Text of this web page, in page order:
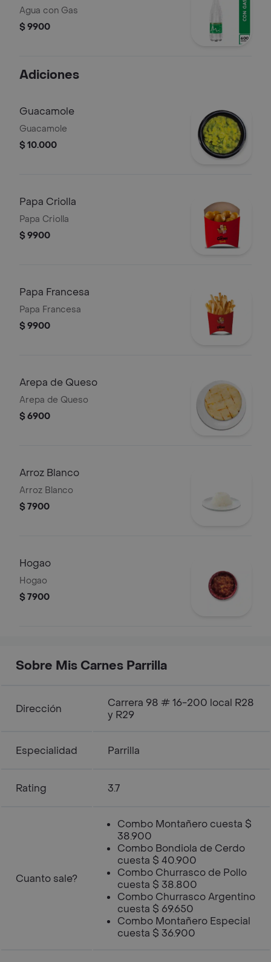
Agua con Gas
$ 9900
Adiciones
Guacamole
Guacamole
$ 10.000
Papa Criolla
Papa Criolla
$ 9900
Papa Francesa
Papa Francesa
$ 9900
Arepa de Queso
Arepa de Queso
$ 6900
Arroz Blanco
Arroz Blanco
$ 7900
Hogao
Hogao
$ 7900
Sobre Mis Carnes Parrilla
Dirección
Carrera 98 # 16-200 local R28
y R29
Especialidad Parrilla
Rating 3.7
Cuanto sale?
Combo Montañero cuesta $
38.900
Combo Bondiola de Cerdo
cuesta $ 40.900
Combo Churrasco de Pollo
cuesta $ 38.800
Combo Churrasco Argentino
cuesta $ 69.650
Combo Montañero Especial
cuesta $ 36.900